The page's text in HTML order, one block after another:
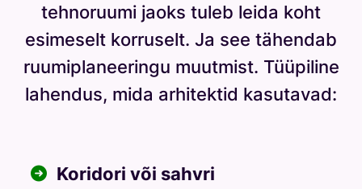
tehnoruumi jaoks tuleb leida koht
esimeselt korruselt. Ja see tähendab
ruumiplaneeringu muutmist. Tüüpiline
lahendus, mida arhitektid kasutavad:
Koridori või sahvri